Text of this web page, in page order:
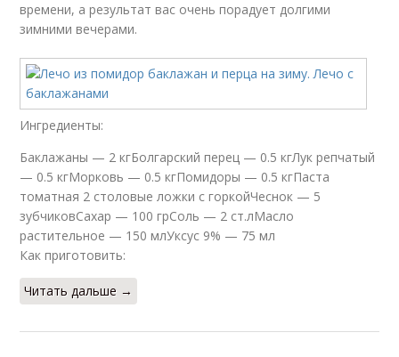
времени, а результат вас очень порадует долгими
зимними вечерами.
Ингредиенты:
Баклажаны — 2 кгБолгарский перец — 0.5 кгЛук репчатый
— 0.5 кгМорковь — 0.5 кгПомидоры — 0.5 кгПаста
томатная 2 столовые ложки с горкойЧеснок — 5
зубчиковСахар — 100 грСоль — 2 ст.лМасло
растительное — 150 млУксус 9% — 75 мл
Как приготовить:
Читать дальше →